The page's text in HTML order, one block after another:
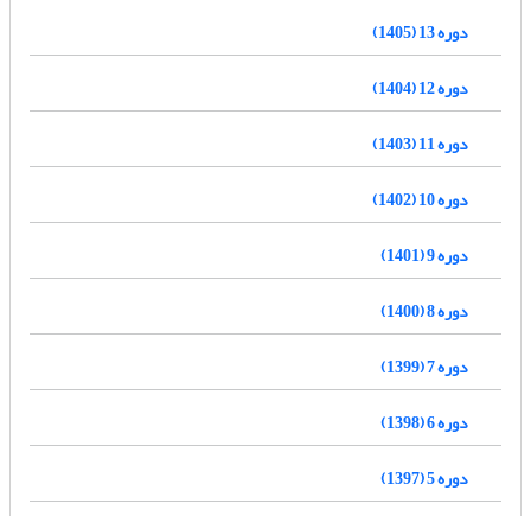
دوره 13 (1405)
دوره 12 (1404)
دوره 11 (1403)
دوره 10 (1402)
دوره 9 (1401)
دوره 8 (1400)
دوره 7 (1399)
دوره 6 (1398)
دوره 5 (1397)